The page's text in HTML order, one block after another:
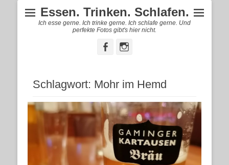
Essen. Trinken. Schlafen.
Ich esse gerne. Ich trinke gerne. Ich schlafe gerne. Und
perfekte Fotos gibt's hier nicht.
FacebookInstagram
Schlagwort: Mohr im Hemd